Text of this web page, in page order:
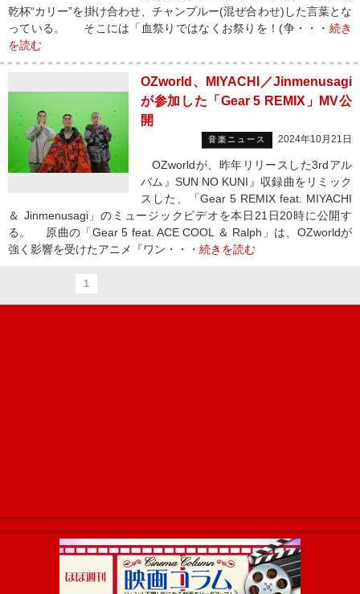
乾杯“カリー”を掛け合わせ、チャンプルー(混ぜ合わせ)した言葉とな
っている。 そこには「血祭りではなくお祭りを！(争・・・ 続き
を読む
OZworld、MIYACHI／Jinmenusagi
が参加した「Gear 5 REMIX」MV公
開
音楽ニュース 2024年10月21日
OZworldが、昨年リリースした3rdアル
バム』SUN NO KUNI』収録曲をリミック
スした、「Gear 5 REMIX feat. MIYACHI
＆ Jinmenusagi」のミュージックビデオを本日21日20時に公開す
る。 原曲の「Gear 5 feat. ACE COOL ＆ Ralph」は、OZworldが
強く影響を受けたアニメ『ワン・・・ 続きを読む
1